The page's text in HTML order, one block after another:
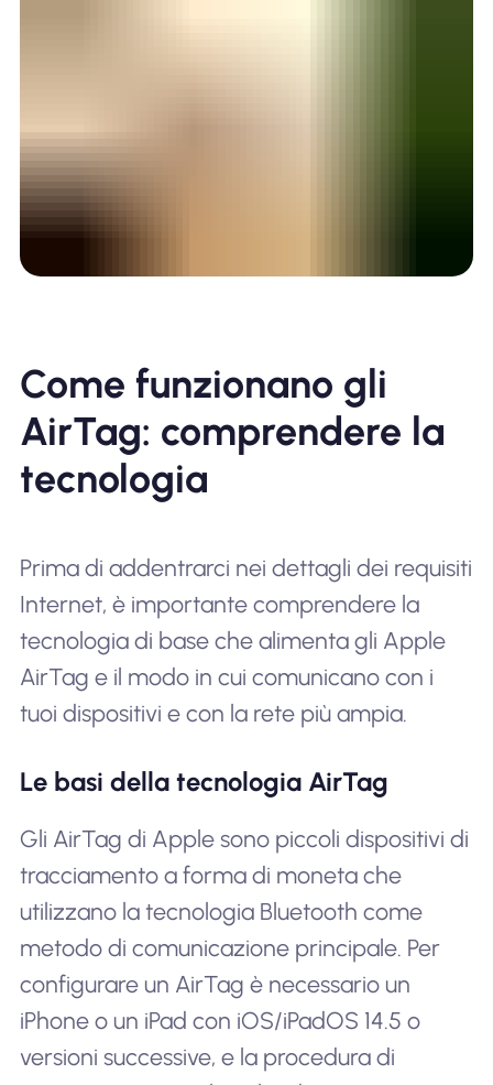
Come funzionano gli
AirTag: comprendere la
tecnologia
Prima di addentrarci nei dettagli dei requisiti
Internet, è importante comprendere la
tecnologia di base che alimenta gli Apple
AirTag e il modo in cui comunicano con i
tuoi dispositivi e con la rete più ampia.
Le basi della tecnologia AirTag
Gli AirTag di Apple sono piccoli dispositivi di
tracciamento a forma di moneta che
utilizzano la tecnologia Bluetooth come
metodo di comunicazione principale. Per
configurare un AirTag è necessario un
iPhone o un iPad con iOS/iPadOS 14.5 o
versioni successive, e la procedura di